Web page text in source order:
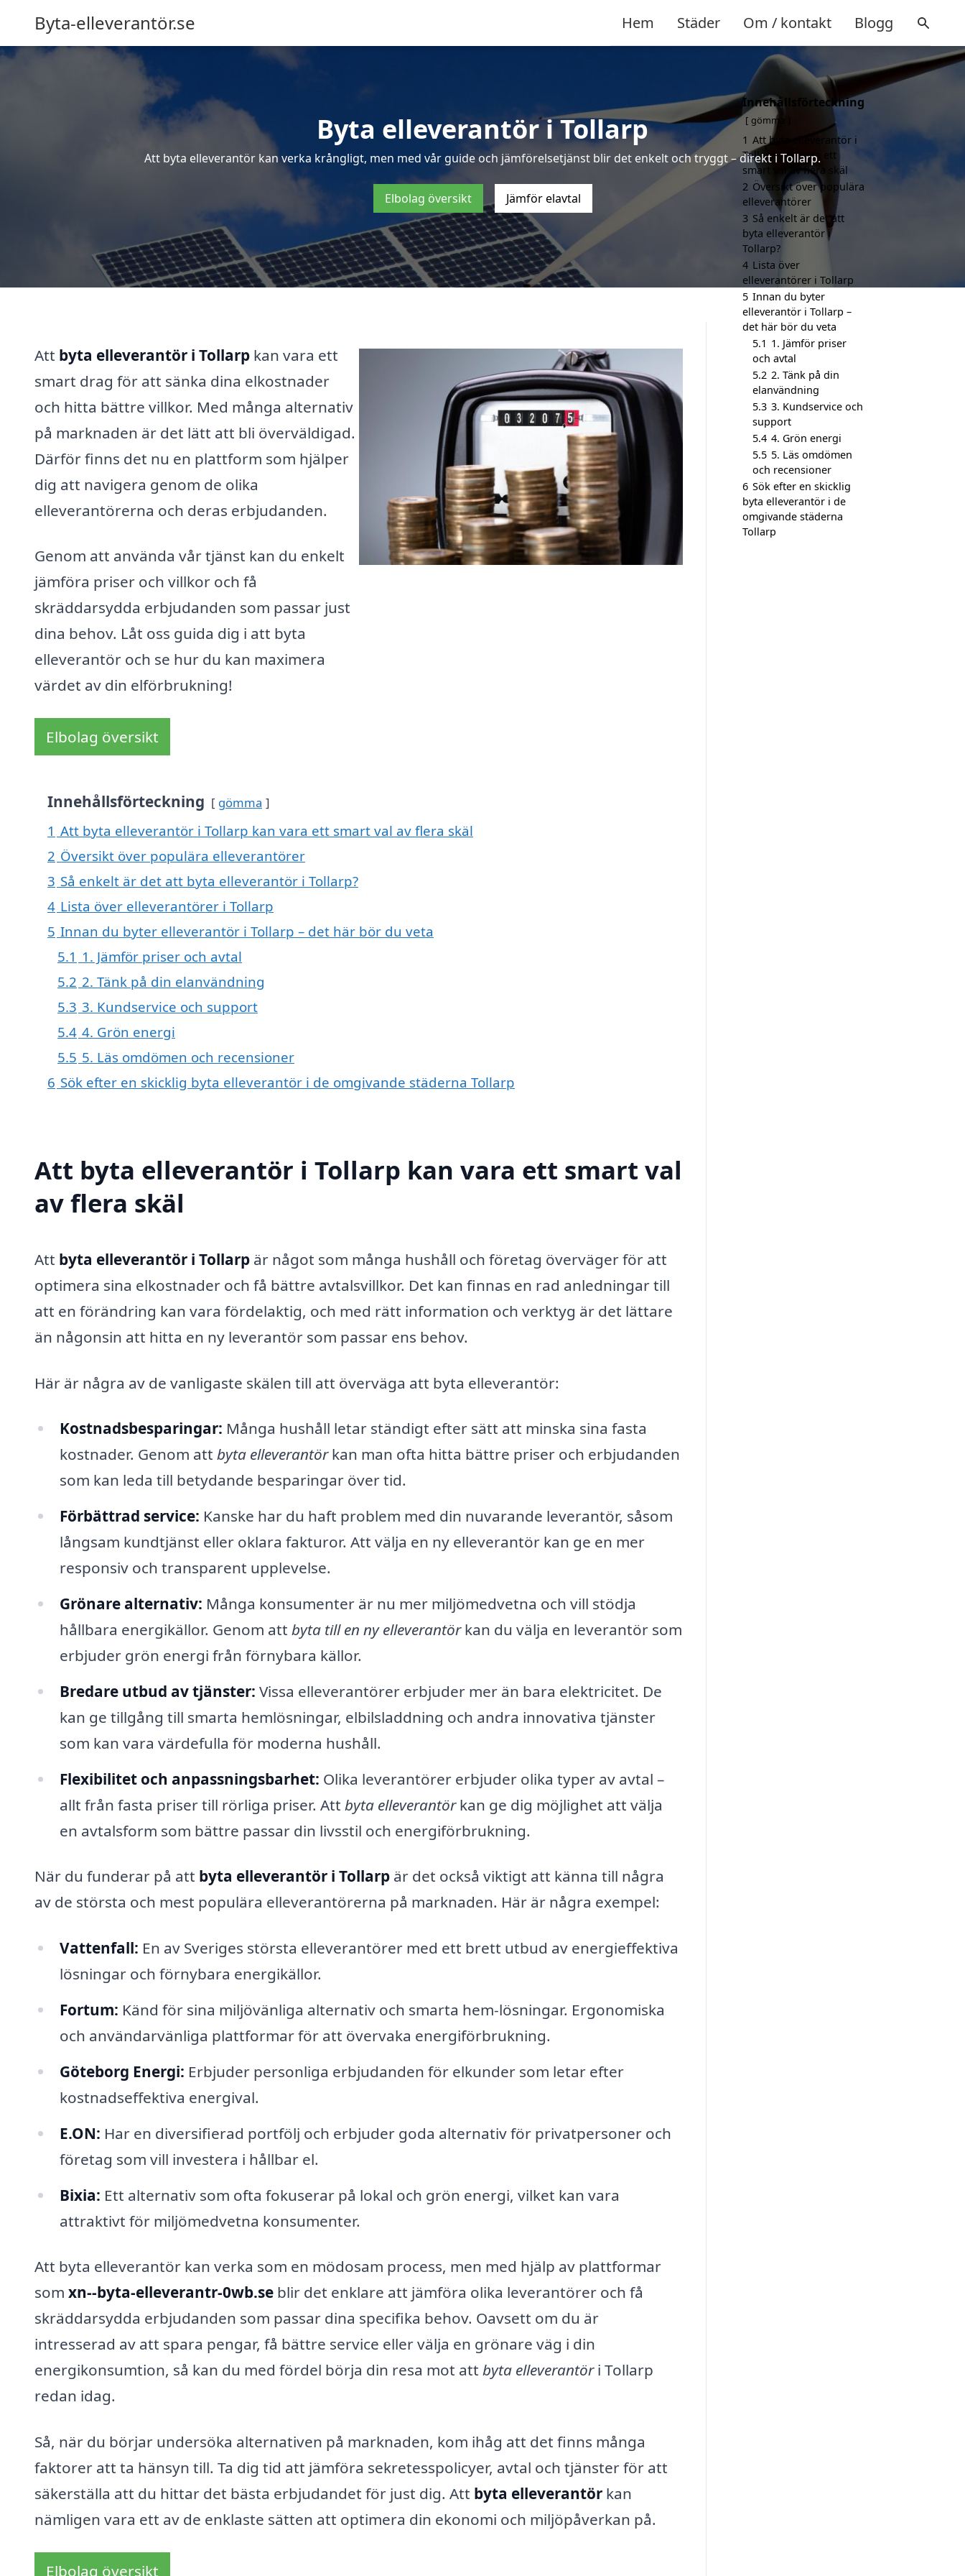
Byta-elleverantör.se Hem Städer Om / kontakt Blogg
Byta elleverantör i Tollarp
Att byta elleverantör kan verka krångligt, men med vår guide och jämförelsetjänst blir det enkelt och tryggt – direkt i Tollarp.
Elbolag översikt Jämför elavtal
Att byta elleverantör i Tollarp kan vara ett
smart drag för att sänka dina elkostnader
och hitta bättre villkor. Med många alternativ
på marknaden är det lätt att bli överväldigad.
Därför finns det nu en plattform som hjälper
dig att navigera genom de olika
elleverantörerna och deras erbjudanden.
Genom att använda vår tjänst kan du enkelt
jämföra priser och villkor och få
skräddarsydda erbjudanden som passar just
dina behov. Låt oss guida dig i att byta
elleverantör och se hur du kan maximera
värdet av din elförbrukning!
Elbolag översikt
Innehållsförteckning gömma
1 Att byta elleverantör i Tollarp kan vara ett smart val av flera skäl
2 Översikt över populära elleverantörer
3 Så enkelt är det att byta elleverantör i Tollarp?
4 Lista över elleverantörer i Tollarp
5 Innan du byter elleverantör i Tollarp – det här bör du veta
5.1 1. Jämför priser och avtal
5.2 2. Tänk på din elanvändning
5.3 3. Kundservice och support
5.4 4. Grön energi
5.5 5. Läs omdömen och recensioner
6 Sök efter en skicklig byta elleverantör i de omgivande städerna Tollarp
Att byta elleverantör i Tollarp kan vara ett smart val
av flera skäl
Att byta elleverantör i Tollarp är något som många hushåll och företag överväger för att
optimera sina elkostnader och få bättre avtalsvillkor. Det kan finnas en rad anledningar till
att en förändring kan vara fördelaktig, och med rätt information och verktyg är det lättare
än någonsin att hitta en ny leverantör som passar ens behov.
Här är några av de vanligaste skälen till att överväga att byta elleverantör:
Kostnadsbesparingar: Många hushåll letar ständigt efter sätt att minska sina fasta
kostnader. Genom att byta elleverantörkan man ofta hitta bättre priser och erbjudanden
som kan leda till betydande besparingar över tid.
Förbättrad service: Kanske har du haft problem med din nuvarande leverantör, såsom
långsam kundtjänst eller oklara fakturor. Att välja en ny elleverantör kan ge en mer
responsiv och transparent upplevelse.
Grönare alternativ: Många konsumenter är nu mer miljömedvetna och vill stödja
hållbara energikällor. Genom att byta till en ny elleverantörkan du välja en leverantör som
erbjuder grön energi från förnybara källor.
Bredare utbud av tjänster: Vissa elleverantörer erbjuder mer än bara elektricitet. De
kan ge tillgång till smarta hemlösningar, elbilsladdning och andra innovativa tjänster
som kan vara värdefulla för moderna hushåll.
Flexibilitet och anpassningsbarhet: Olika leverantörer erbjuder olika typer av avtal –
allt från fasta priser till rörliga priser. Att byta elleverantörkan ge dig möjlighet att välja
en avtalsform som bättre passar din livsstil och energiförbrukning.
När du funderar på att byta elleverantör i Tollarp är det också viktigt att känna till några
av de största och mest populära elleverantörerna på marknaden. Här är några exempel:
Vattenfall: En av Sveriges största elleverantörer med ett brett utbud av energieffektiva
lösningar och förnybara energikällor.
Fortum: Känd för sina miljövänliga alternativ och smarta hem-lösningar. Ergonomiska
och användarvänliga plattformar för att övervaka energiförbrukning.
Göteborg Energi: Erbjuder personliga erbjudanden för elkunder som letar efter
kostnadseffektiva energival.
E.ON: Har en diversifierad portfölj och erbjuder goda alternativ för privatpersoner och
företag som vill investera i hållbar el.
Bixia: Ett alternativ som ofta fokuserar på lokal och grön energi, vilket kan vara
attraktivt för miljömedvetna konsumenter.
Att byta elleverantör kan verka som en mödosam process, men med hjälp av plattformar
som xn--byta-elleverantr-0wb.se blir det enklare att jämföra olika leverantörer och få
skräddarsydda erbjudanden som passar dina specifika behov. Oavsett om du är
intresserad av att spara pengar, få bättre service eller välja en grönare väg i din
energikonsumtion, så kan du med fördel börja din resa mot att byta elleverantöri Tollarp
redan idag.
Så, när du börjar undersöka alternativen på marknaden, kom ihåg att det finns många
faktorer att ta hänsyn till. Ta dig tid att jämföra sekretesspolicyer, avtal och tjänster för att
säkerställa att du hittar det bästa erbjudandet för just dig. Att byta elleverantör kan
nämligen vara ett av de enklaste sätten att optimera din ekonomi och miljöpåverkan på.
Elbolag översikt
Innehållsförteckning
gömma
1 Att byta elleverantör i
Tollarp kan vara ett
smart val av flera skäl
2 Översikt över populära
elleverantörer
3 Så enkelt är det att
byta elleverantör i
Tollarp?
4 Lista över
elleverantörer i Tollarp
5 Innan du byter
elleverantör i Tollarp –
det här bör du veta
5.1 1. Jämför priser
och avtal
5.2 2. Tänk på din
elanvändning
5.3 3. Kundservice och
support
5.4 4. Grön energi
5.5 5. Läs omdömen
och recensioner
6 Sök efter en skicklig
byta elleverantör i de
omgivande städerna
Tollarp